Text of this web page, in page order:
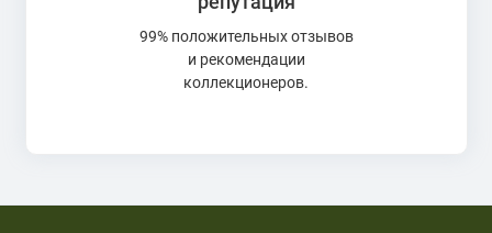
99% положительных отзывов
и рекомендации
коллекционеров.